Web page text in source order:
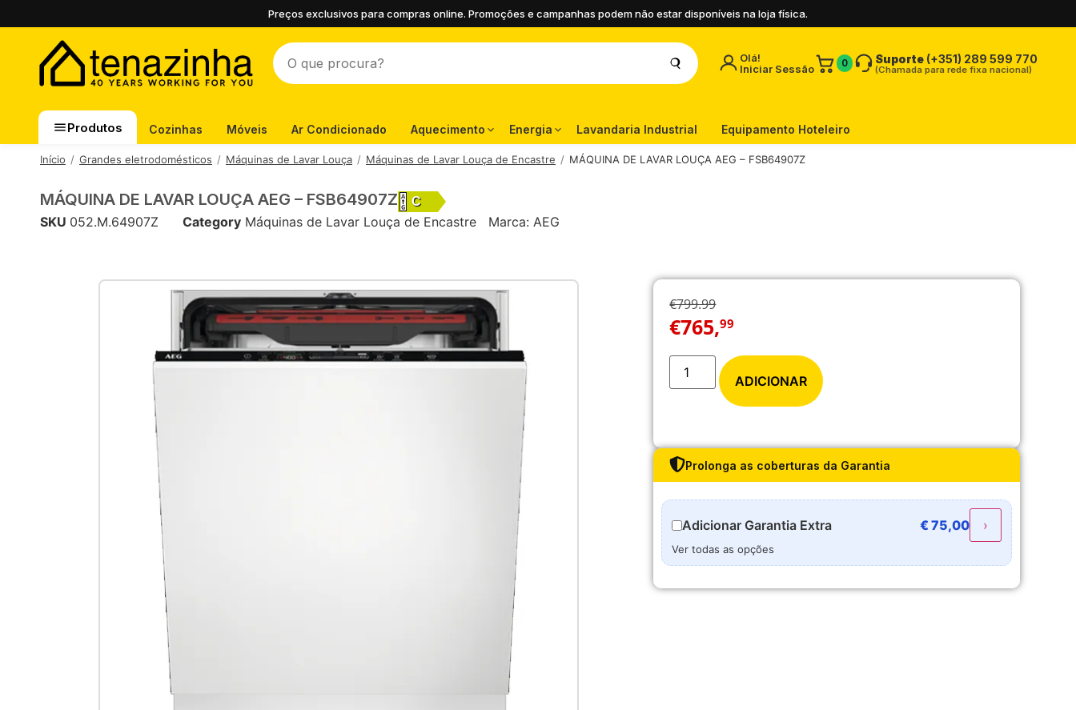
Preços exclusivos para compras online. Promoções e campanhas podem não estar disponíveis na loja física.
Olá!
Iniciar Sessão
0 Suporte (+351) 289 599 770
(Chamada para rede fixa nacional)
Produtos Cozinhas Móveis Ar Condicionado Aquecimento Energia Lavandaria Industrial Equipamento Hoteleiro
Início Grandes eletrodomésticos Máquinas de Lavar Louça Máquinas de Lavar Louça de Encastre MÁQUINA DE LAVAR LOUÇA AEG – FSB64907Z
MÁQUINA DE LAVAR LOUÇA AEG – FSB64907Z C
SKU 052.M.64907Z Category Máquinas de Lavar Louça de Encastre Marca: AEG
€799.99
€765,99
ADICIONAR
Prolonga as coberturas da Garantia
Adicionar Garantia Extra € 75,00 ›
Ver todas as opções